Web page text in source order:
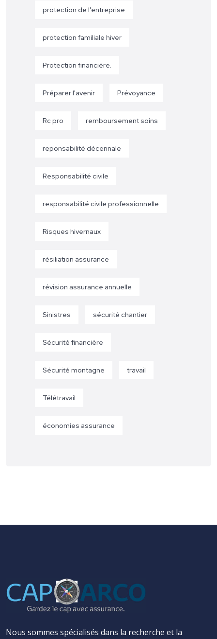
protection de l'entreprise
protection familiale hiver
Protection financière.
Préparer l'avenir Prévoyance
Rc pro remboursement soins
reponsabilité décennale
Responsabilité civile
responsabilité civile professionnelle
Risques hivernaux
résiliation assurance
révision assurance annuelle
Sinistres sécurité chantier
Sécurité financière
Sécurité montagne travail
Télétravail
économies assurance
Nous sommes spécialisés dans la recherche et la